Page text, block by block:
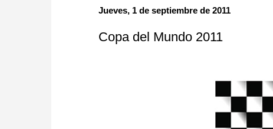
approach than ever before.
Jueves, 1 de septiembre de 2011
Copa del Mundo 2011